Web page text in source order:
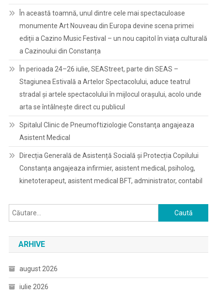
În această toamnă, unul dintre cele mai spectaculoase
monumente Art Nouveau din Europa devine scena primei
ediții a Cazino Music Festival – un nou capitol în viața culturală
a Cazinoului din Constanța
În perioada 24–26 iulie, SEAStreet, parte din SEAS –
Stagiunea Estivală a Artelor Spectacolului, aduce teatrul
stradal și artele spectacolului în mijlocul orașului, acolo unde
arta se întâlnește direct cu publicul
Spitalul Clinic de Pneumoftiziologie Constanţa angajeaza
Asistent Medical
Direcția Generală de Asistență Socială și Protecția Copilului
Constanța angajeaza infirmier, asistent medical, psiholog,
kinetoterapeut, asistent medical BFT, administrator, contabil
Caută
după:
ARHIVE
august 2026
iulie 2026